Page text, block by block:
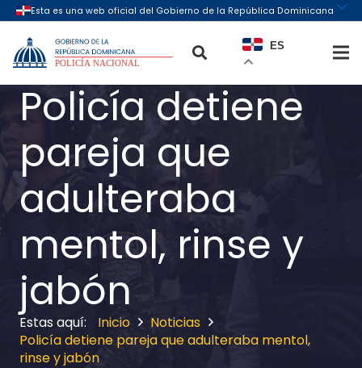
ES
Policía detiene
pareja que
adulteraba
mentol, rinse y
jabón
Inicio
Noticias
Policía detiene pareja que adulteraba mentol,
rinse y jabón